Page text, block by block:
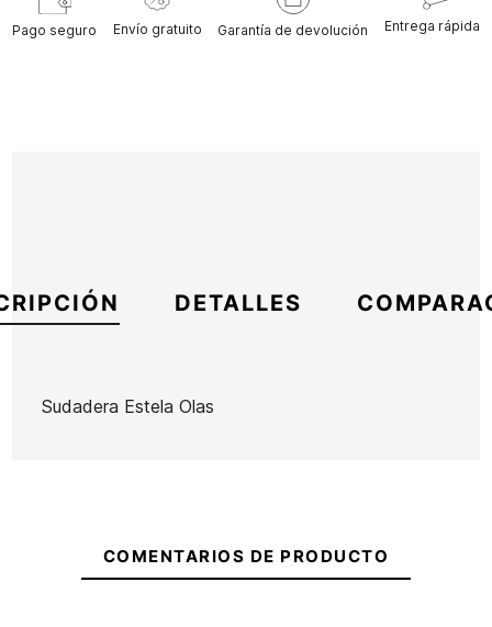
Pago seguro Envío gratuito Garantía de devolución Entrega rápida
DETALLES
Sudadera Estela Olas
COMENTARIOS DE PRODUCTO